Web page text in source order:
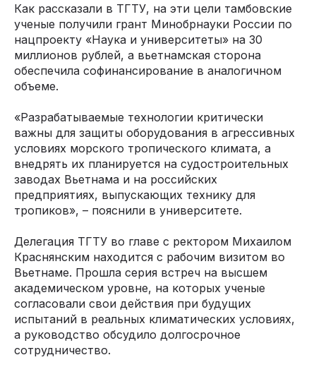
Как рассказали в ТГТУ, на эти цели тамбовские
ученые получили грант Минобрнауки России по
нацпроекту «Наука и университеты» на 30
миллионов рублей, а вьетнамская сторона
обеспечила софинансирование в аналогичном
объеме.
«Разрабатываемые технологии критически
важны для защиты оборудования в агрессивных
условиях морского тропического климата, а
внедрять их планируется на судостроительных
заводах Вьетнама и на российских
предприятиях, выпускающих технику для
тропиков», – пояснили в университете.
Делегация ТГТУ во главе с ректором Михаилом
Краснянским находится с рабочим визитом во
Вьетнаме. Прошла серия встреч на высшем
академическом уровне, на которых ученые
согласовали свои действия при будущих
испытаний в реальных климатических условиях,
а руководство обсудило долгосрочное
сотрудничество.